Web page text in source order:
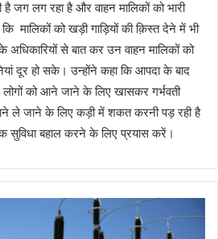
है जग लग रहा है और वाहन मालिकों को भारी
मालिकों को खड़ी गाड़ियों की क़िस्त देने में भी
अधिकारियों से बात कर उन वाहन मालिकों को
दूर हो सके। उन्होंने कहा कि आपदा के बाद
लोगों को आने जाने के लिए खासकर गर्भवती
ले जाने के लिए कड़ी में शकत करनी पड़ रही है
बहाल करने के लिए प्रयास करें।